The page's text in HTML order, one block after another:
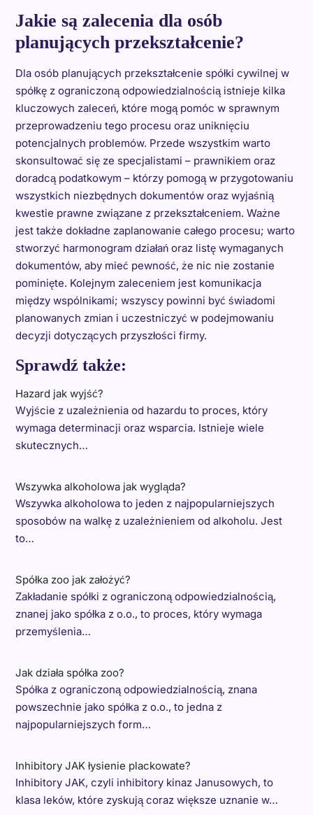
Jakie są zalecenia dla osób
planujących przekształcenie?
Dla osób planujących przekształcenie spółki cywilnej w
spółkę z ograniczoną odpowiedzialnością istnieje kilka
kluczowych zaleceń, które mogą pomóc w sprawnym
przeprowadzeniu tego procesu oraz uniknięciu
potencjalnych problemów. Przede wszystkim warto
skonsultować się ze specjalistami – prawnikiem oraz
doradcą podatkowym – którzy pomogą w przygotowaniu
wszystkich niezbędnych dokumentów oraz wyjaśnią
kwestie prawne związane z przekształceniem. Ważne
jest także dokładne zaplanowanie całego procesu; warto
stworzyć harmonogram działań oraz listę wymaganych
dokumentów, aby mieć pewność, że nic nie zostanie
pominięte. Kolejnym zaleceniem jest komunikacja
między wspólnikami; wszyscy powinni być świadomi
planowanych zmian i uczestniczyć w podejmowaniu
decyzji dotyczących przyszłości firmy.
Sprawdź także:
Hazard jak wyjść?
Wyjście z uzależnienia od hazardu to proces, który
wymaga determinacji oraz wsparcia. Istnieje wiele
skutecznych…
Wszywka alkoholowa jak wygląda?
Wszywka alkoholowa to jeden z najpopularniejszych
sposobów na walkę z uzależnieniem od alkoholu. Jest
to…
Spółka zoo jak założyć?
Zakładanie spółki z ograniczoną odpowiedzialnością,
znanej jako spółka z o.o., to proces, który wymaga
przemyślenia…
Jak działa spółka zoo?
Spółka z ograniczoną odpowiedzialnością, znana
powszechnie jako spółka z o.o., to jedna z
najpopularniejszych form…
Inhibitory JAK łysienie plackowate?
Inhibitory JAK, czyli inhibitory kinaz Janusowych, to
klasa leków, które zyskują coraz większe uznanie w…